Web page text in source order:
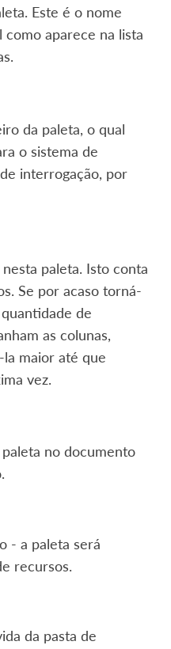
Este é o nome
como aparece na lista
da paleta, o qual
o sistema de
interrogação, por
paleta. Isto conta
Se por acaso torná-
de
as colunas,
maior até que
vez.
no documento
- a paleta será
recursos.
da pasta de